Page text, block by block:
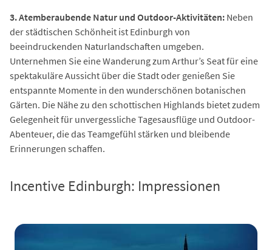
3. Atemberaubende Natur und Outdoor-Aktivitäten: Neben
der städtischen Schönheit ist Edinburgh von
beeindruckenden Naturlandschaften umgeben.
Unternehmen Sie eine Wanderung zum Arthur’s Seat für eine
spektakuläre Aussicht über die Stadt oder genießen Sie
entspannte Momente in den wunderschönen botanischen
Gärten. Die Nähe zu den schottischen Highlands bietet zudem
Gelegenheit für unvergessliche Tagesausflüge und Outdoor-
Abenteuer, die das Teamgefühl stärken und bleibende
Erinnerungen schaffen.
Incentive Edinburgh: Impressionen